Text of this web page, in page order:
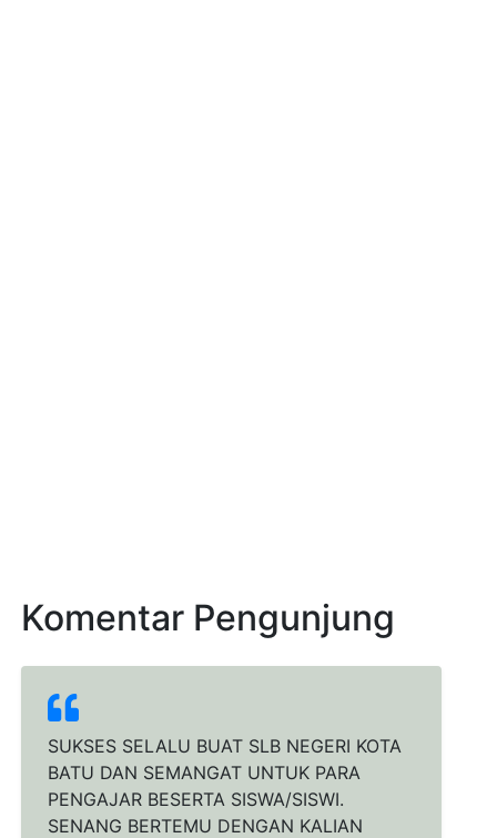
Komentar Pengunjung
SUKSES SELALU BUAT SLB NEGERI KOTA
BATU DAN SEMANGAT UNTUK PARA
PENGAJAR BESERTA SISWA/SISWI.
SENANG BERTEMU DENGAN KALIAN